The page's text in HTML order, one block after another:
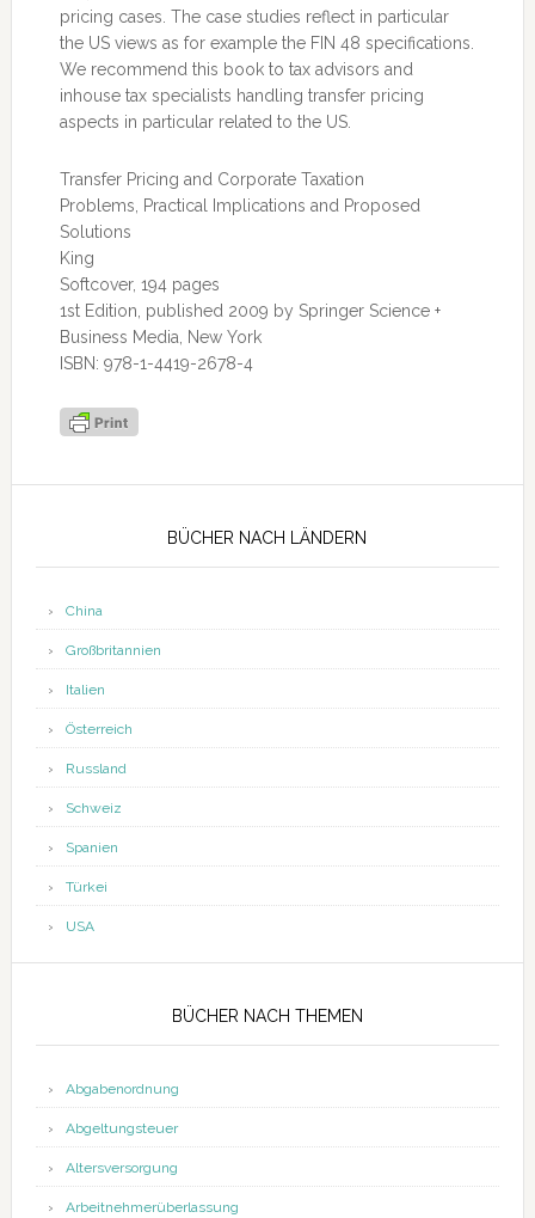
pricing cases. The case studies reflect in particular
the US views as for example the FIN 48 specifications.
We recommend this book to tax advisors and
inhouse tax specialists handling transfer pricing
aspects in particular related to the US.
Transfer Pricing and Corporate Taxation
Problems, Practical Implications and Proposed
Solutions
King
Softcover, 194 pages
1st Edition, published 2009 by Springer Science +
Business Media, New York
ISBN: 978-1-4419-2678-4
BÜCHER NACH LÄNDERN
China
Großbritannien
Italien
Österreich
Russland
Schweiz
Spanien
Türkei
USA
BÜCHER NACH THEMEN
Abgabenordnung
Abgeltungsteuer
Altersversorgung
Arbeitnehmerüberlassung